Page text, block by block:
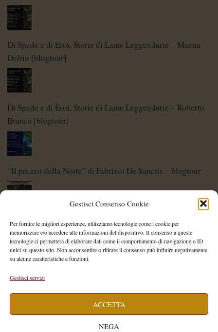
Gestisci Consenso Cookie
Per fornire le migliori esperienze, utilizziamo tecnologie come i cookie per
memorizzare e/o accedere alle informazioni del dispositivo. Il consenso a queste
tecnologie ci permetterà di elaborare dati come il comportamento di navigazione o ID
unici su questo sito. Non acconsentire o ritirare il consenso può influire negativamente
su alcune caratteristiche e funzioni.
Gestisci servizi
ACCETTA
NEGA
Di Spade e di Eroi, Storie di Lame Leggendarie – Maena
Delrio [blogtour]
Di Spade e di Eroi, Storie di Lame Leggendarie – Roberto
Branca [blogtour]
“Il prezzo della Notte” di Fabrizio De Sanctis – blogtour
Di Spade e di Eroi – Storie di Lame Leggendarie